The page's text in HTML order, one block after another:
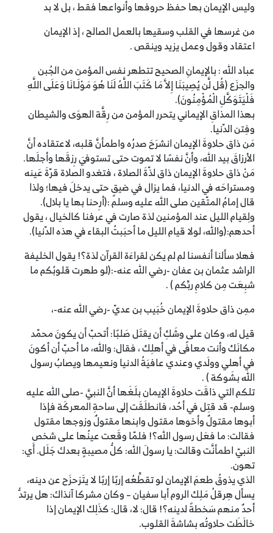
وليس الإيمان بها حفظ حروفها وأنواعها فقط ، بل لا بد
من غرسها في القلب وسقيها بالعمل الصالح ، إذ الإيمان
اعتقاد وقول وعمل يزيد وينقص .
عباد الله : بالإيمانِ الصحيح تتطهر نفس المؤمن من الجُبن
والجزَع (قُل لَّن يُصِيبَنَا إِلاَّ مَا كَتَبَ اللَّهُ لَنَا هُوَ مَوْلَـانَا وَعَلَى اللَّهِ
فَلْيَتَوَكَّلِ الْمُؤْمِنُونَ).
بهذا المذاقِ الإيماني يتحرر المؤمن من رِقَّة الهوَى والشيطان
وفِتن الدّنيا.
مَن ذاق حلاوةَ الإيمان انشرَحَ صدرُه واطمأنَّ قلبه، لاعتقاده أنَّ
الأرزاقَ بيد الله، وأنَّ نفسًا لا تموت حتى تستوفيَ رِزقَها وأجلَها.
مَنْ ذاق حلاوةَ الإيمان ذاق لذّةَ الصلاة ، فتغدو الصلاة قرّةَ عَينه
ومستراحَه في الدنيا، فما يزال في ضيقٍ حتى يدخلَ فيها؛ ولذا
قال إمامُ المتّقين صلى الله عليه وسلم :(أرِحنا بها يا بلال).
ولِقيام الليل عند المؤمنين لذة صارت في عرفنا كالخيال ، يقول
أحدهم:(والله، لولا قيام الليل ما أحبَبتُ البقاء في هذه الدّنيا).
فهلا سألنا أنفسنا لم لم يكن لقراءَة القرآن لذة؟! يقول الخليفة
الراشد عثمان بن عفان -رضي الله عنه-:(لو طهرت قلوبُكم ما
شبِعَت مِن كلامِ ربِّكم ) .
ممِن ذاق حلاوةَ الإيمان خُبَيب بن عديّ -رضي الله عنه-،
قيل له، وكان على وشَكِ أن يقتَل صَلبًا: أتحبّ أن يكونَ محمّد
مكانَك وأنت معافًى في أهلِك ، فقال: والله، ما أحبّ أن أكونَ
في أهلي وولَدي وعندي عافيَةُ الدنيا ونعيمها ويصابُ رسول
الله بشَوكة ) .
تلكم التي ذاقَت حلاوةَ الإيمان بلَغَها أنَّ النبيَّ -صلى الله عليه
وسلم- قد قتِل في أحُد، فانطلَقَت إلى ساحةِ المعركَة فإذا
أبوها مقتولٌ وأخوها مقتول وابنها مقتولٌ وزوجها مقتول
فقالت: ما فعَل رسول الله؟! فلمّا وقَعت عينُها على شخصِ
النبيّ اطمأنَّت وقالت: يا رسولَ الله: كلُّ مصيبةٍ بعدك جَلَل. أي:
تهون.
الذي يذوقُ طعمَ الإيمان لو تقطِّعُه إربًا إربًا لا يتَزحزَح عن دينه،
يسأل هِرقلُ مَلِك الروم أبا سفيان – وكان مشركا آنذاك: هل يرتدُّ
أحدٌ منهم سَخطةً لدينه؟! قال: لا، قال: كذَلِك الإيمان إذا
خالَطَت حلاوتُه بشاشةَ القلوب.